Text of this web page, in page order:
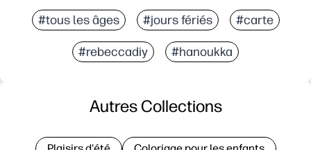
#tous les âges #jours fériés #carte
#rebeccadiy #hanoukka
Autres Collections